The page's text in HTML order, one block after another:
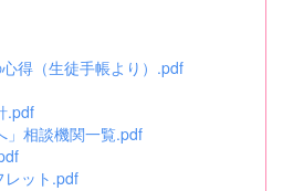
得（生徒手帳より）.pdf
.pdf
」相談機関一覧.pdf
レット.pdf